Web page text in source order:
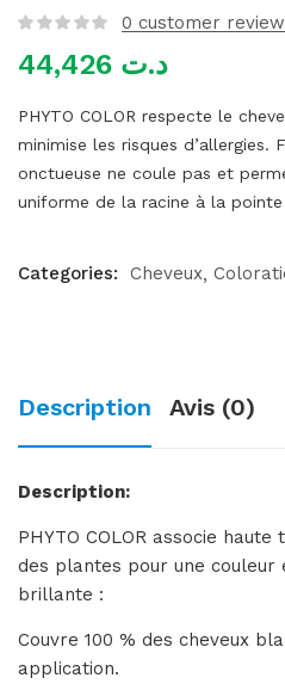
0 customer
د.ت
PHYTO COLOR respecte le
minimise les risques d’allergies.
onctueuse ne coule pas et
uniforme de la racine à la pointe
Categories: Cheveux
Description Avis (0)
Description:
PHYTO COLOR associe
des plantes pour une
brillante :
Couvre 100 % des cheveux
application.